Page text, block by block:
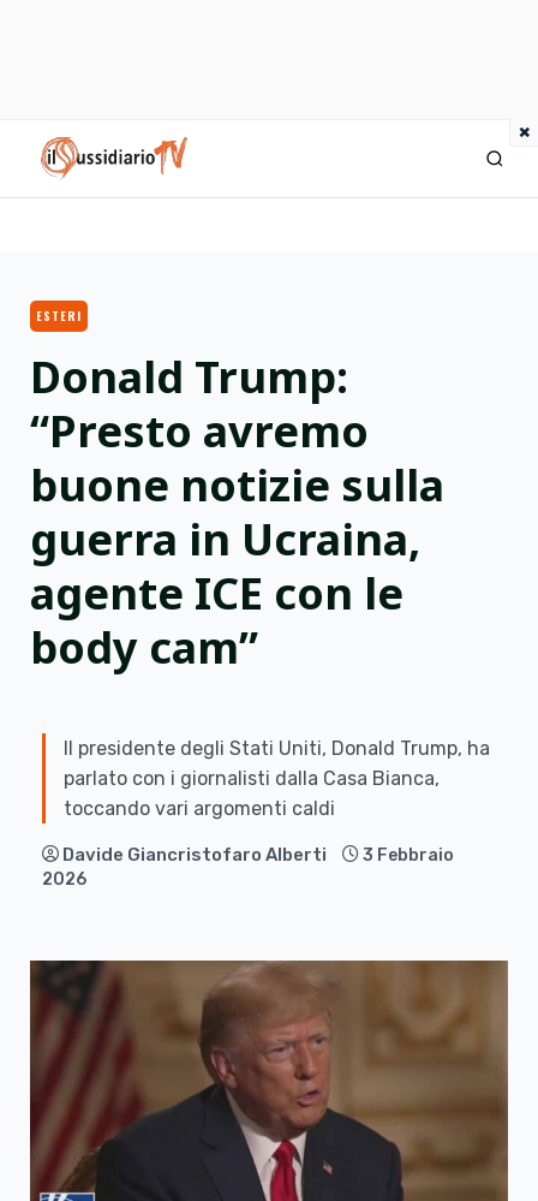
×
IlSussidiario TV
ESTERI
Donald Trump:
“Presto avremo
buone notizie sulla
guerra in Ucraina,
agente ICE con le
body cam”
Il presidente degli Stati Uniti, Donald Trump, ha
parlato con i giornalisti dalla Casa Bianca,
toccando vari argomenti caldi
Davide Giancristofaro Alberti
3 Febbraio
2026